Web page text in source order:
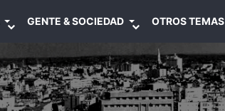
GENTE & SOCIEDAD OTROS TEMAS